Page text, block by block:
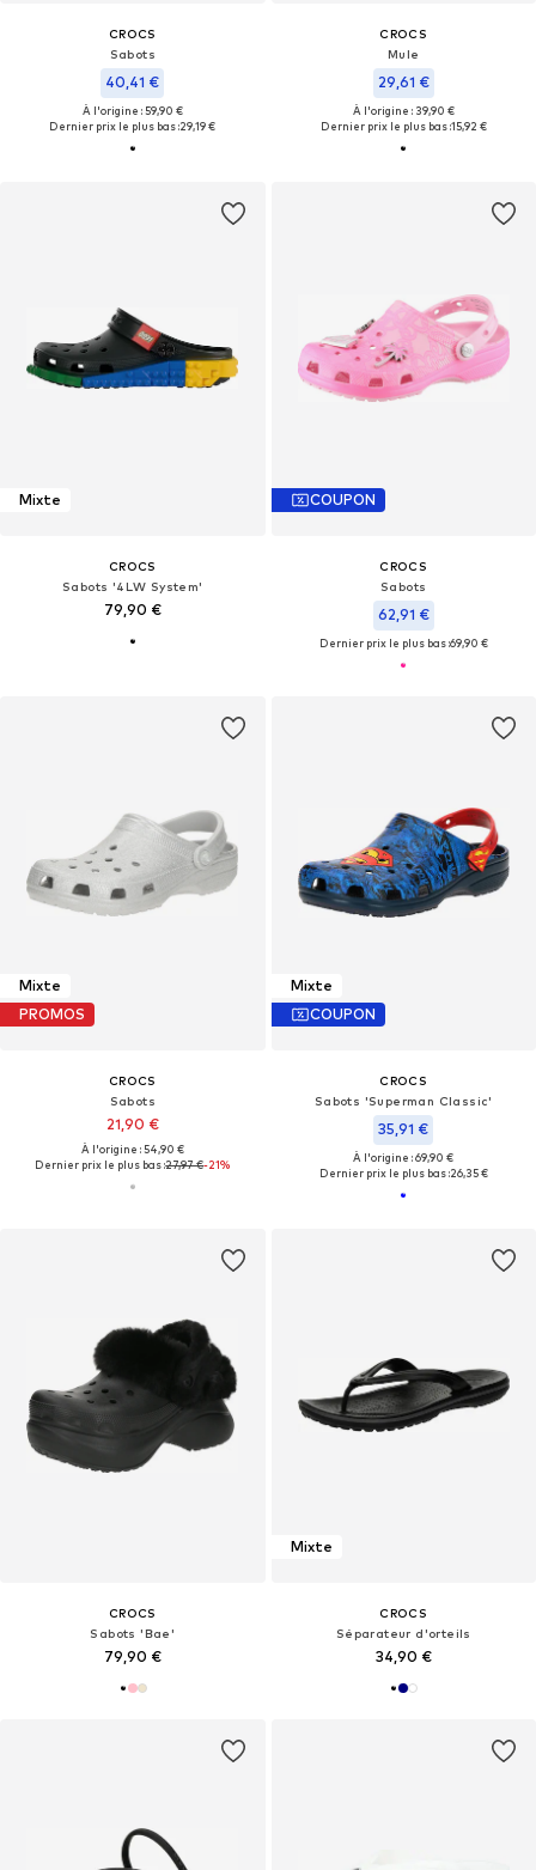
CROCS
Sabots
40,41 €
À l'origine : 59,90 €
Dernier prix le plus bas :29,19 €
CROCS
Mule
29,61 €
À l'origine : 39,90 €
Dernier prix le plus bas :15,92 €
Mixte
CROCS
Sabots '4LW System'
79,90 €
COUPON
CROCS
Sabots
62,91 €
Dernier prix le plus bas :69,90 €
Mixte
PROMOS
CROCS
Sabots
21,90 €
À l'origine : 54,90 €
Dernier prix le plus bas :27,97 €-21%
Mixte
COUPON
CROCS
Sabots 'Superman Classic'
35,91 €
À l'origine : 69,90 €
Dernier prix le plus bas :26,35 €
CROCS
Sabots 'Bae'
79,90 €
Mixte
CROCS
Séparateur d'orteils
34,90 €